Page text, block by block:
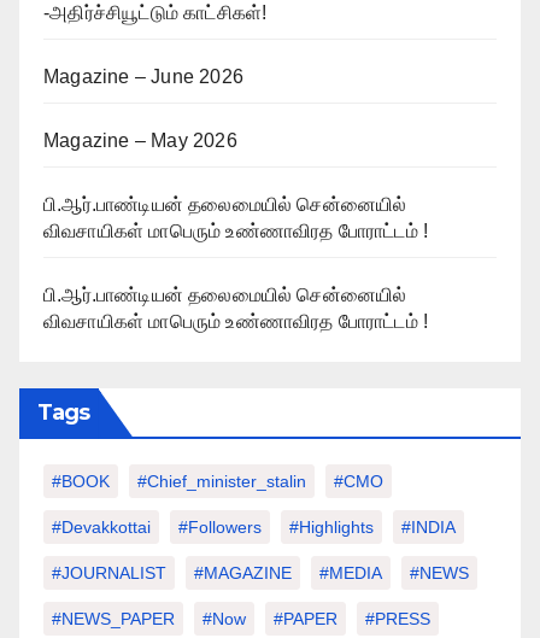
-அதிர்ச்சியூட்டும் காட்சிகள்!
Magazine – June 2026
Magazine – May 2026
பி.ஆர்.பாண்டியன் தலைமையில் சென்னையில்
விவசாயிகள் மாபெரும் உண்ணாவிரத போராட்டம் !
பி.ஆர்.பாண்டியன் தலைமையில் சென்னையில்
விவசாயிகள் மாபெரும் உண்ணாவிரத போராட்டம் !
Tags
#BOOK #chief_minister_stalin #CMO
#devakkottai #followers #highlights #INDIA
#JOURNALIST #MAGAZINE #MEDIA #NEWS
#NEWS_PAPER #Now #PAPER #PRESS